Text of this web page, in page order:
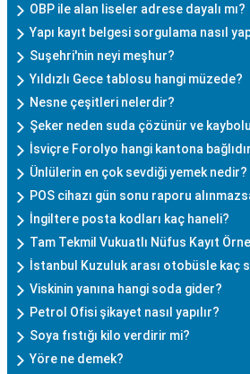
OBP ile alan liseler adrese dayalı mı?
Yapı kayıt belgesi sorgulama nasıl
Suşehri'nin neyi meşhur?
Yıldızlı Gece tablosu hangi müzede?
Nesne çeşitleri nelerdir?
Şeker neden suda çözünür ve
İsviçre Forolyo hangi kantona
Ünlülerin en çok sevdiği yemek nedir?
POS cihazı gün sonu raporu
İngiltere posta kodları kaç haneli?
Tam Tekmil Vukuatlı Nüfus Kayıt
İstanbul Kuzuluk arası otobüsle kaç
Viskinin yanına hangi soda gider?
Petrol Ofisi şikayet nasıl yapılır?
Soya fıstığı kilo verdirir mi?
Yöre ne demek?